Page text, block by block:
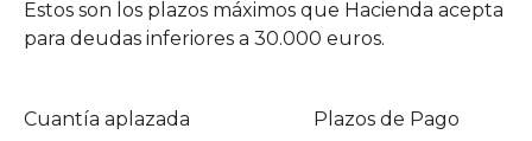
Estos son los plazos máximos que Hacienda acepta
para deudas inferiores a 30.000 euros.
Cuantía aplazada Plazos de Pago